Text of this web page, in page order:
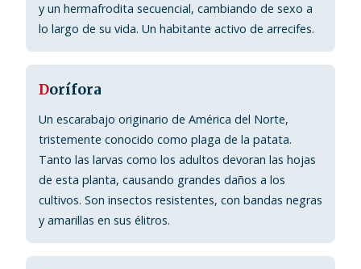
y un hermafrodita secuencial, cambiando de sexo a
lo largo de su vida. Un habitante activo de arrecifes.
Dorífora
Un escarabajo originario de América del Norte,
tristemente conocido como plaga de la patata.
Tanto las larvas como los adultos devoran las hojas
de esta planta, causando grandes daños a los
cultivos. Son insectos resistentes, con bandas negras
y amarillas en sus élitros.